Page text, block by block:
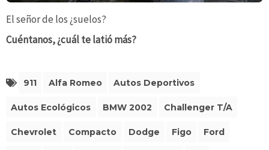
El señor de los ¿suelos?
Cuéntanos, ¿cuál te latió más?
911 Alfa Romeo Autos Deportivos
Autos Ecológicos BMW 2002 Challenger T/A
Chevrolet Compacto Dodge Figo Ford